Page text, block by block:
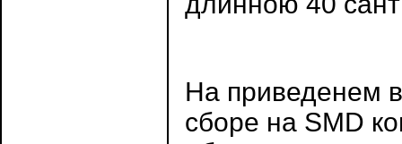
На приведенем
сборе на SMD